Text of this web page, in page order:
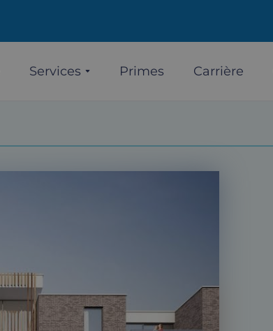
Services Primes Carrière